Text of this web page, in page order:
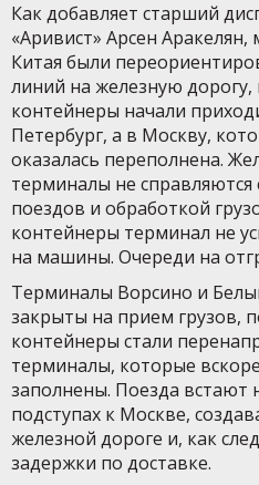
Как добавляет старший
«Аривист» Арсен Аракелян,
Китая были
линий на железную дорогу,
контейнеры начали
Петербург, а в Москву,
оказалась переполнена.
терминалы не справляются
поездов и обработкой
контейнеры терминал не
на машины. Очереди на
Терминалы Ворсино и
закрыты на прием грузов,
контейнеры стали
терминалы, которые
заполнены. Поезда встают
подступах к Москве,
железной дороге и, как
задержки по доставке.